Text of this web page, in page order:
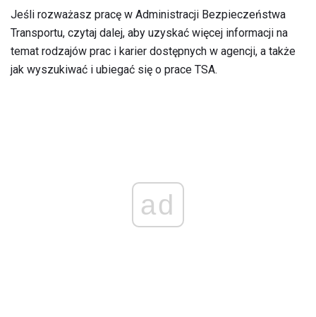
Jeśli rozważasz pracę w Administracji Bezpieczeństwa
Transportu, czytaj dalej, aby uzyskać więcej informacji na
temat rodzajów prac i karier dostępnych w agencji, a także
jak wyszukiwać i ubiegać się o prace TSA.
ad